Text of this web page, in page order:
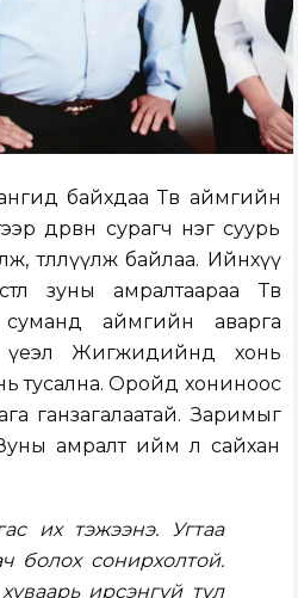
байхдаа Төв аймгийн
дөрвөн сурагч нэг суурь
төллүүлж байлаа. Ийнхүү
зуны амралтаараа Төв
аймгийн аварга
үеэл Жигжидийнд хонь
тусална. Оройд хониноос
ганзагалаатай. Заримыг
амралт ийм л сайхан
их тэжээнэ. Угтаа
болох сонирхолтой.
ирсэнгүй тул